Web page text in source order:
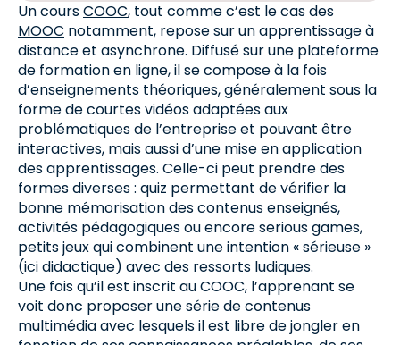
Un coursCOOC, tout comme c’est le cas des
MOOC notamment, repose sur un apprentissage à
distance et asynchrone. Diffusé sur une plateforme
de formation en ligne, il se compose à la fois
d’enseignements théoriques, généralement sous la
forme de courtes vidéos adaptées aux
problématiques de l’entreprise et pouvant être
interactives, mais aussi d’une mise en application
des apprentissages. Celle-ci peut prendre des
formes diverses : quiz permettant de vérifier la
bonne mémorisation des contenus enseignés,
activités pédagogiques ou encore serious games,
petits jeux qui combinent une intention « sérieuse »
(ici didactique) avec des ressorts ludiques.
Une fois qu’il est inscrit au COOC, l’apprenant se
voit donc proposer une série de contenus
multimédia avec lesquels il est libre de jongler en